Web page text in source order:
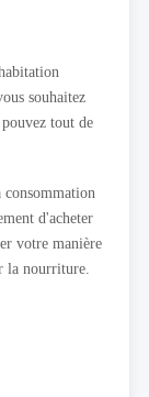
souhaitez
tout de
consommation
d'acheter
votre manière
la nourriture.